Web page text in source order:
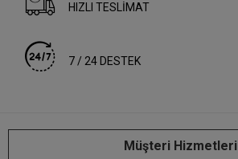
HIZLI TESLİMAT
7 / 24 DESTEK
Müşteri Hizmetleri